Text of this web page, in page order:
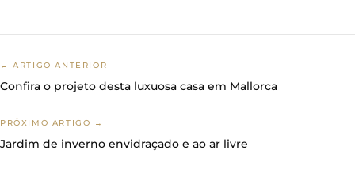
← ARTIGO ANTERIOR
Confira o projeto desta luxuosa casa em Mallorca
PRÓXIMO ARTIGO →
Jardim de inverno envidraçado e ao ar livre